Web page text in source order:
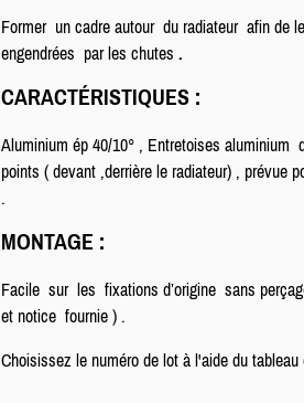
Former un cadre autour du radiateur afin de
engendrées par les chutes .
CARACTÉRISTIQUES :
Aluminium ép 40/10° , Entretoises
points ( devant ,derrière le radiateur) , prévue
.
MONTAGE :
Facile sur les fixations d’origine sans
et notice fournie ) .
Choisissez le numéro de lot à l'aide du